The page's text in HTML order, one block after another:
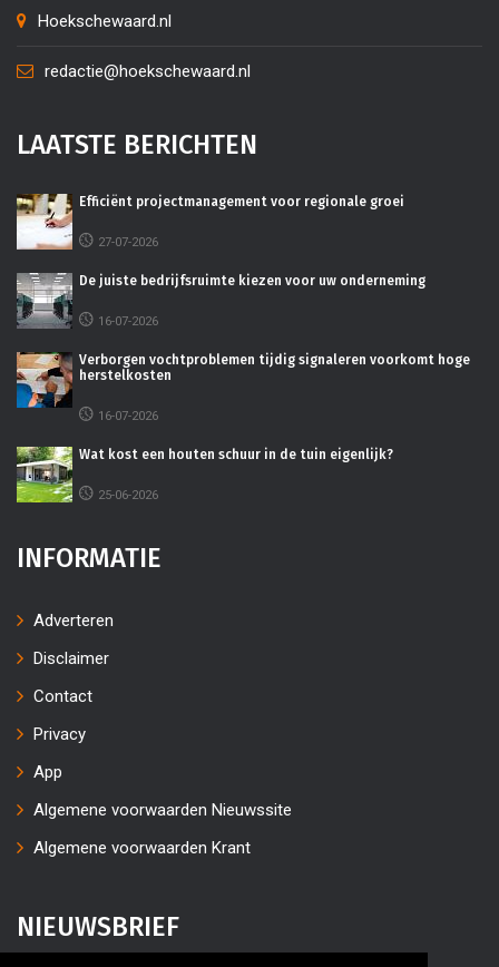
Hoekschewaard.nl
redactie@hoekschewaard.nl
LAATSTE BERICHTEN
Efficiënt projectmanagement voor regionale groei
27-07-2026
De juiste bedrijfsruimte kiezen voor uw onderneming
16-07-2026
Verborgen vochtproblemen tijdig signaleren voorkomt hoge
herstelkosten
16-07-2026
Wat kost een houten schuur in de tuin eigenlijk?
25-06-2026
INFORMATIE
Adverteren
Disclaimer
Contact
Privacy
App
Algemene voorwaarden Nieuwssite
Algemene voorwaarden Krant
NIEUWSBRIEF